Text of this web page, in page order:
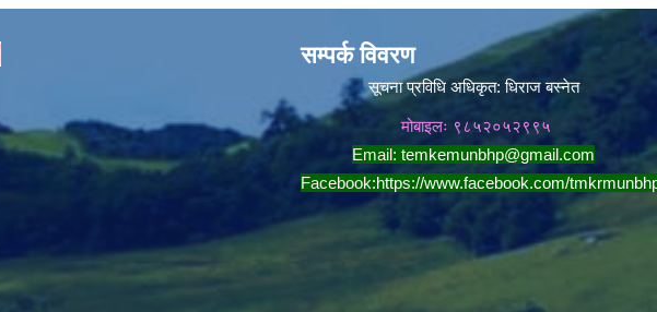
सम्पर्क विवरण
सूचना प्रविधि अधिकृत:धिराज बस्नेत
मोबाइलः ९८५२०५२९९५
Email: temkemunbhp@gmail.com
Facebook:https://www.facebook.com/